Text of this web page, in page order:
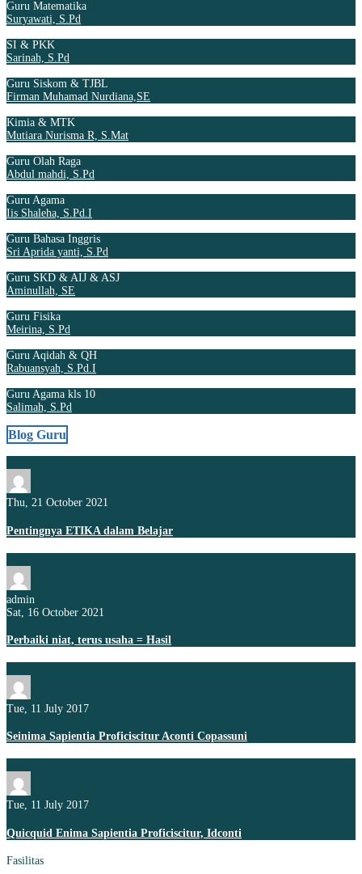
Guru Matematika
Suryawati, S.Pd
SI & PKK
Sarinah, S.Pd
Guru Siskom & TJBL
Firman Muhamad Nurdiana,SE
Kimia & MTK
Mutiara Nurisma R, S.Mat
Guru Olah Raga
Abdul mahdi, S.Pd
Guru Agama
Iis Shaleha, S.Pd.I
Guru Bahasa Inggris
Sri Aprida yanti, S.Pd
Guru SKD & AIJ & ASJ
Aminullah, SE
Guru Fisika
Meirina, S.Pd
Guru Aqidah & QH
Rabuansyah, S.Pd.I
Guru Agama kls 10
Salimah, S.Pd
Blog Guru
Thu, 21 October 2021
Pentingnya ETIKA dalam Belajar
admin
Sat, 16 October 2021
Perbaiki niat, terus usaha = Hasil
Tue, 11 July 2017
Seinima Sapientia Proficiscitur Aconti Copassuni
Tue, 11 July 2017
Quicquid Enima Sapientia Proficiscitur, Idconti
Fasilitas